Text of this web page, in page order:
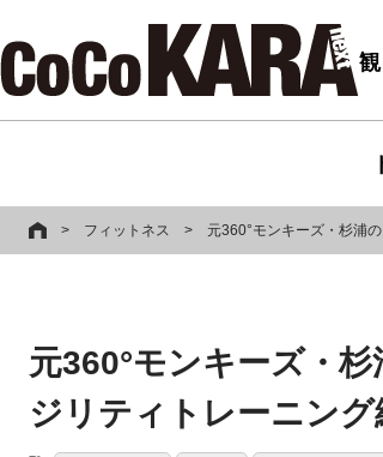
> フィットネス > 元360°モンキーズ・杉浦
元360°モンキーズ・
ジリティトレーニング